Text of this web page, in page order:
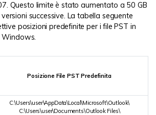
Questo limite è stato aumentato a 50 GB
successive. La tabella seguente
posizioni predefinite per i file PST in
Windows.
Posizione File PST Predefinita
C:\Users\user\AppData\Local\Microsoft\Outlook\
C:\Users\user\Documents\Outlook Files\